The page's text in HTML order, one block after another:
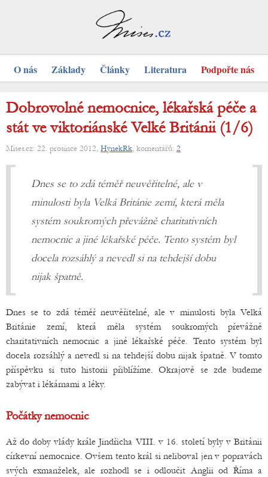
O nás Základy Články Literatura Podpořte nás
Dobrovolné nemocnice, lékařská péče a
stát ve viktoriánské Velké Británii (1/6)
Mises.cz: 22. prosince 2012, HynekRk, komentářů: 2
Dnes se to zdá téměř neuvěřitelné, ale v
minulosti byla Velká Británie zemí, která měla
systém soukromých převážně charitativních
nemocnic a jiné lékařské péče. Tento systém byl
docela rozsáhlý a nevedl si na tehdejší dobu
nijak špatně.
Dnes se to zdá téměř neuvěřitelné, ale v minulosti byla Velká
Británie zemí, která měla systém soukromých převážně
charitativních nemocnic a jiné lékařské péče. Tento systém byl
docela rozsáhlý a nevedl si na tehdejší dobu nijak špatně. V tomto
příspěvku si tuto historii přiblížíme. Okrajově se zde budeme
zabývat i lékárnami a léky.
Počátky nemocnic
Až do doby vlády krále Jindřicha VIII. v 16. století byly v Británii
církevní nemocnice. Ovšem tento král si neliboval jen v popravách
svých exmanželek, ale rozhodl se i odloučit Anglii od Říma a